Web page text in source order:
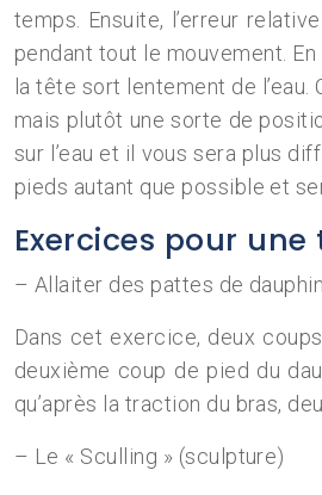
temps. Ensuite, l’erreur
pendant tout le mouvement.
la tête sort lentement de
mais plutôt une sorte de
sur l’eau et il vous sera plus
pieds autant que possible et
Exercices pour
– Allaiter des pattes de
Dans cet exercice, deux
deuxième coup de pied du
qu’après la traction du bras,
– Le « Sculling » (sculpture)